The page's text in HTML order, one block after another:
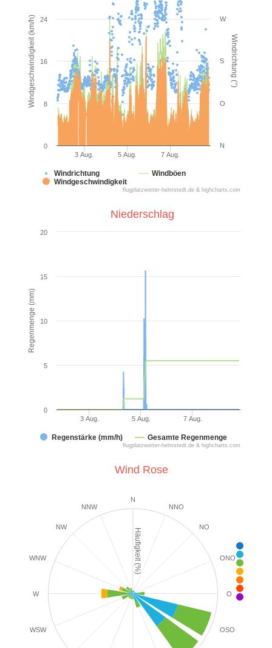
Windgeschwindigkeit (km/h) Windrichtung (°)
Windrichtung
Windböen
Windgeschwindigkeit
3 Aug. 5 Aug. 7 Aug.
0
8
16
24
flugplatzwetter-helmstedt.de & highcharts.com
N
O
S
W
Regenmenge (mm)
Regenstärke (mm/h) Gesamte Regenmenge
3 Aug. 5 Aug. 7 Aug.
0
5
10
15
20
flugplatzwetter-helmstedt.de & highcharts.com
Niederschlag
Häufigkeit (%)
Wind Rose
N
NNO
NO
ONO
O
OSO
WSW
W
WNW
NW
NNW